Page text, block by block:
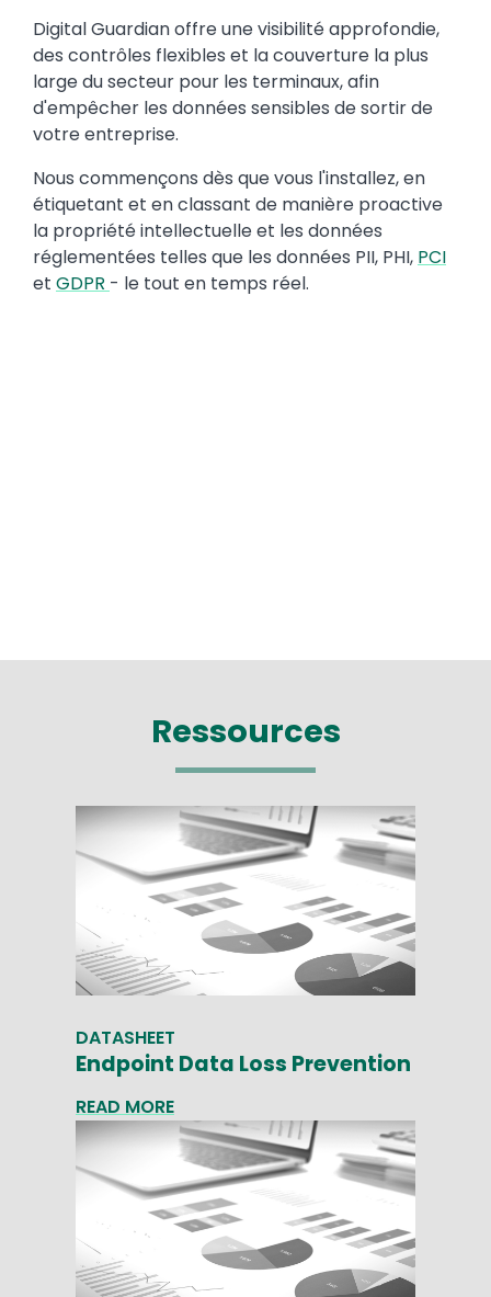
Digital Guardian offre une visibilité approfondie,
des contrôles flexibles et la couverture la plus
large du secteur pour les terminaux, afin
d'empêcher les données sensibles de sortir de
votre entreprise.
Nous commençons dès que vous l'installez, en
étiquetant et en classant de manière proactive
la propriété intellectuelle et les données
réglementées telles que les données PII, PHI, PCI
et GDPR - le tout en temps réel.
Ressources
DATASHEET
Endpoint Data Loss Prevention
READ MORE